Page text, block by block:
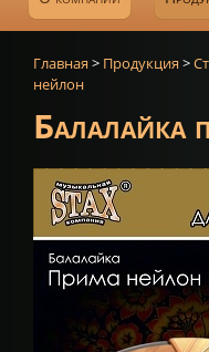
Главная > Продукция >
нейлон
Балалайка